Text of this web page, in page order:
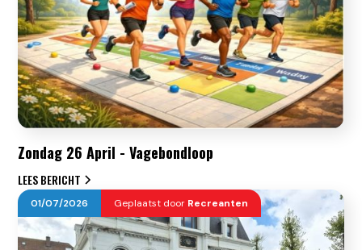
Zondag 26 April - Vagebondloop
LEES BERICHT
01/07/2026 Geplaatst door Recreanten